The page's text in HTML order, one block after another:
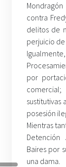
contra
delitos de
perjuicio de
por
sustitutivas
posesión
Mientras
Detención
Baires por
una dama.